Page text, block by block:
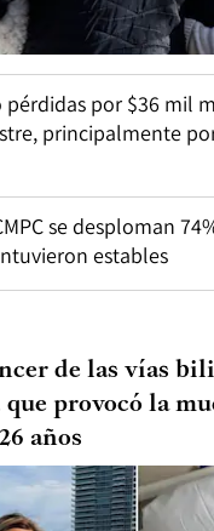
pérdidas por $36 mil
principalmente
se desploman
estables
de las vías
provocó la
años